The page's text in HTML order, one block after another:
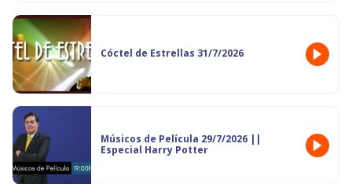
Cóctel de Estrellas 31/7/2026
Músicos de Película 29/7/2026 ||
Especial Harry Potter